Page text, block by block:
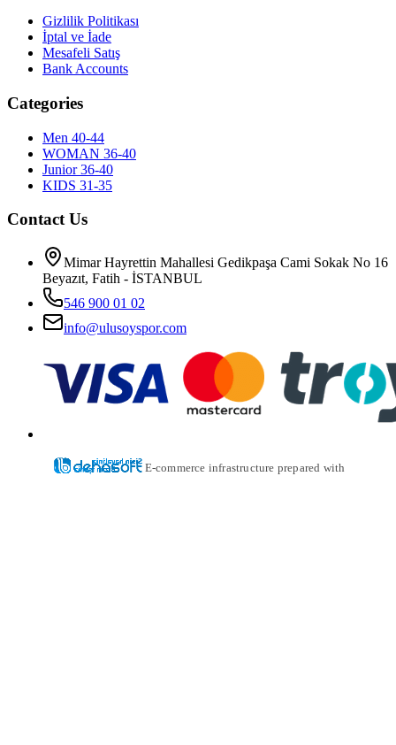
Gizlilik Politikası
İptal ve İade
Mesafeli Satış
Bank Accounts
Categories
Men 40-44
WOMAN 36-40
Junior 36-40
KIDS 31-35
Contact Us
Mimar Hayrettin Mahallesi Gedikpaşa Cami Sokak No 16
Beyazıt, Fatih - İSTANBUL
546 900 01 02
info@ulusoyspor.com
E-commerce infrastructure prepared with